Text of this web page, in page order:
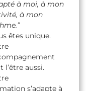
à moi, à mon
à mon
êtes unique.
l’être aussi.
s’adapte à